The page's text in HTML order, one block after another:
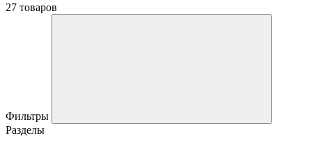
27 товаров
Фильтры
Разделы